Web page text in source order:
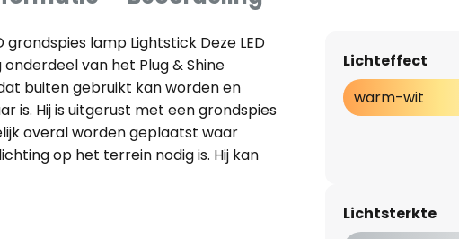
grondspies lamp Lightstick Deze LED
van het Plug & Shine
buiten gebruikt kan worden en
is. Hij is uitgerust met een grondspies
overal worden geplaatst waar
op het terrein nodig is. Hij kan
of padverlichting. Hij is
Lichteffect
warm-wit
Lichtsterkte